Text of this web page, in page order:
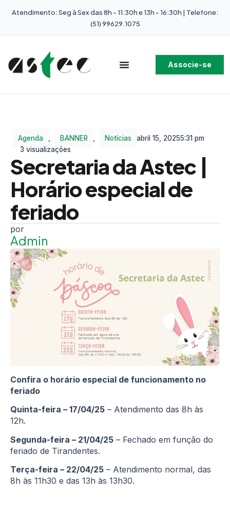
Atendimento: Seg à Sex das 8h - 11:30h e 13h - 16:30h | Telefone:
(51) 99629.1075
Associe-se
Agenda BANNER Notícias abril 15, 20255:31 pm
3 visualizações
Secretaria da Astec |
Horário especial de
feriado
Admin
Confira o horário especial de funcionamento no
feriado
Quinta-feira – 17/04/25 – Atendimento das 8h às
12h.
Segunda-feira – 21/04/25 – Fechado em função do
feriado de Tirandentes.
Terça-feira – 22/04/25 – Atendimento normal, das
8h às 11h30 e das 13h às 13h30.